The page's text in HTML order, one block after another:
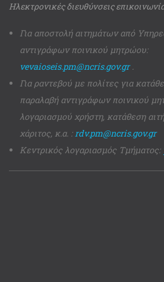
Ηλεκτρονικές διευθύνσεις
Για αποστολή αιτημάτων από
αντιγράφων ποινικού μητρώου:
vevaioseis.pm@ncris.gov.gr.
Για ραντεβού με πολίτες για
παραλαβή αντιγράφων ποινικού
λογαριασμού χρήστη, κατάθεση
χάριτος, κ.α. :rdv.pm@ncris.gov.gr
Κεντρικός λογαριασμός Τμήματος: